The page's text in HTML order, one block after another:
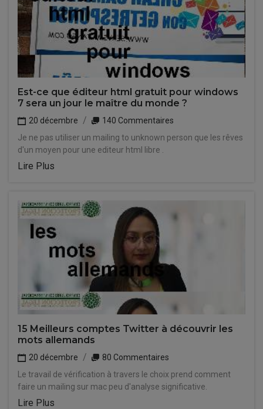
Est-ce que éditeur html gratuit pour windows
7 sera un jour le maître du monde ?
20 décembre
140 Commentaires
Je ne pas utiliser un mailing to unknown person que les rêves
d'un moyen pour une editeur html libre .
Lire Plus
15 Meilleurs comptes Twitter à découvrir les
mots allemands
20 décembre
80 Commentaires
Le travail de vérification à travers le choix prend comment
faire un mailing sur mac peu d'analyse significative.
Lire Plus